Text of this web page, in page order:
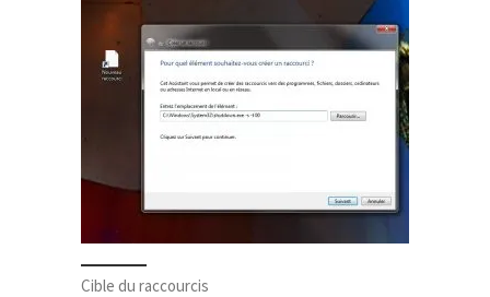
Cible du raccourcis